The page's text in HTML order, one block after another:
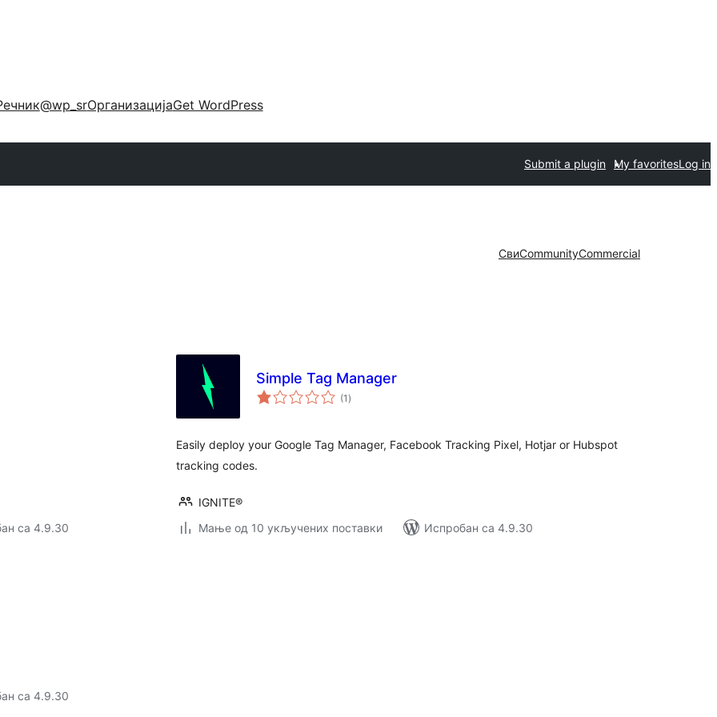
@wp_srОрганизацијаGet WordPress
Submit a plugin My favoritesLog in
СвиCommunityCommercial
са 4.9.30
Simple Tag Manager
(1 укупних
оцена
)
Easily deploy your Google Tag Manager, Facebook Tracking Pixel, Hotjar or Hubspot
tracking codes.
IGNITE®
Мање од 10 укључених поставки
Испробан са 4.9.30
са 4.9.30